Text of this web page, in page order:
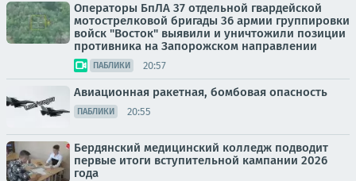
Операторы БпЛА 37 отдельной гвардейской
мотострелковой бригады 36 армии группировки
войск "Восток" выявили и уничтожили позиции
противника на Запорожском направлении
ПАБЛИКИ 20:57
Авиационная ракетная, бомбовая опасность
ПАБЛИКИ 20:55
Бердянский медицинский колледж подводит
первые итоги вступительной кампании 2026
года